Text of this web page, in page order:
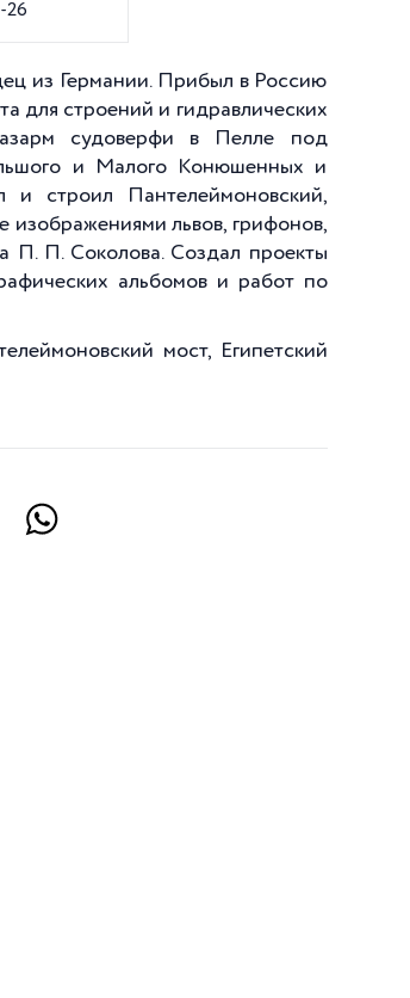
26
из Германии. Прибыл в Россию
для строений и гидравлических
судоверфи в Пелле под
и Малого Конюшенных и
и строил Пантелеймоновский,
изображениями львов, грифонов,
П. П. Соколова. Создал проекты
альбомов и работ по
мост, Египетский